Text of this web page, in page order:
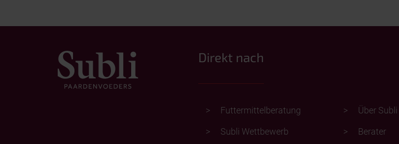
Direkt nach
Futtermittelberatung
Subli Wettbewerb
Über Subli
Berater